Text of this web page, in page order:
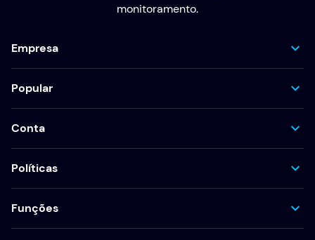
monitoramento.
Empresa
Popular
Conta
Políticas
Funções